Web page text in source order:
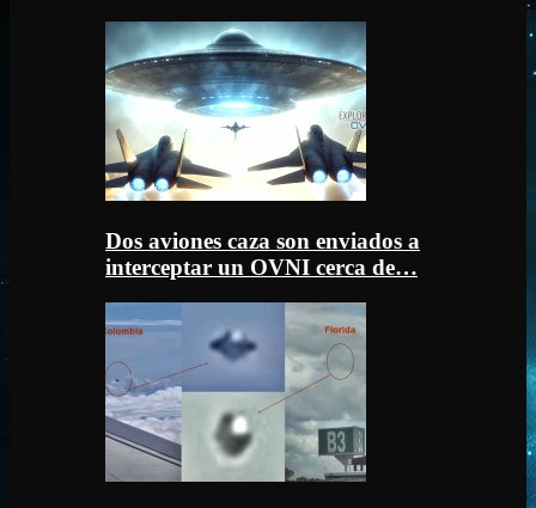
Dos aviones caza son enviados a
interceptar un OVNI cerca de…